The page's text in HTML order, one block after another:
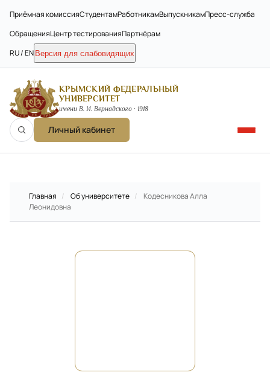
Приёмная комиссияСтудентамРаботникамВыпускникамПресс-служба
ОбращенияЦентр тестированияПартнёрам
RU / EN Версия для слабовидящих
КРЫМСКИЙ ФЕДЕРАЛЬНЫЙ
УНИВЕРСИТЕТ
имени В. И. Вернадского · 1918
Личный кабинет
Главная / Об университете /
Кодесникова Алла
Леонидовна